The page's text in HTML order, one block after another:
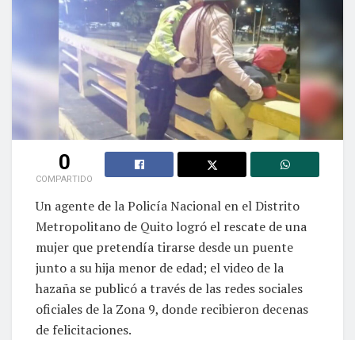
0
COMPARTIDO
Un agente de la Policía Nacional en el Distrito
Metropolitano de Quito logró el rescate de una
mujer que pretendía tirarse desde un puente
junto a su hija menor de edad; el video de la
hazaña se publicó a través de las redes sociales
oficiales de la Zona 9, donde recibieron decenas
de felicitaciones.